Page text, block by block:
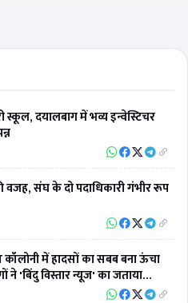
स्कूल, दयालबाग में भव्य इन्वेस्टिचर
वजह, संघ के दो पदाधिकारी गंभीर रूप
में हादसों का सबब बना ऊंचा
ने 'बिंदु विस्तार न्यूज' का जताया